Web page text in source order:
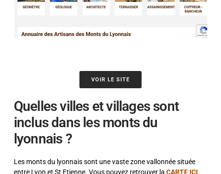
VOIR LE SITE
Quelles villes et villages sont
inclus dans les monts du
lyonnais ?
Les monts du lyonnais sont une vaste zone vallonnée située
entre Lyon et St Etienne. Vous pouvez retrouver la CARTE ICI.